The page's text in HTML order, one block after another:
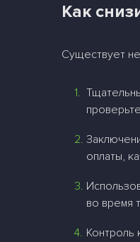
Как
Существует
оплаты,
во время
Контроль